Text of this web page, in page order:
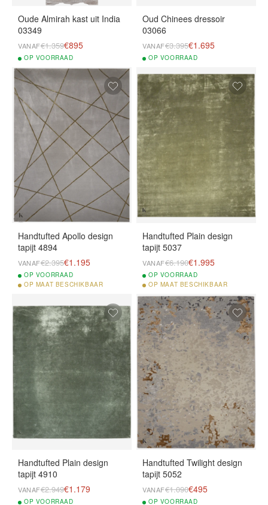
Oude Almirah kast uit India
03349
VANAF€1.359€895
OP VOORRAAD
Oud Chinees dressoir
03066
VANAF€3.395€1.695
OP VOORRAAD
Handtufted Apollo design
tapijt 4894
VANAF€2.395€1.195
OP VOORRAAD
OP MAAT BESCHIKBAAR
Handtufted Plain design
tapijt 5037
VANAF€6.190€1.995
OP VOORRAAD
OP MAAT BESCHIKBAAR
Handtufted Plain design
tapijt 4910
VANAF€2.949€1.179
OP VOORRAAD
Handtufted Twilight design
tapijt 5052
VANAF€1.090€495
OP VOORRAAD